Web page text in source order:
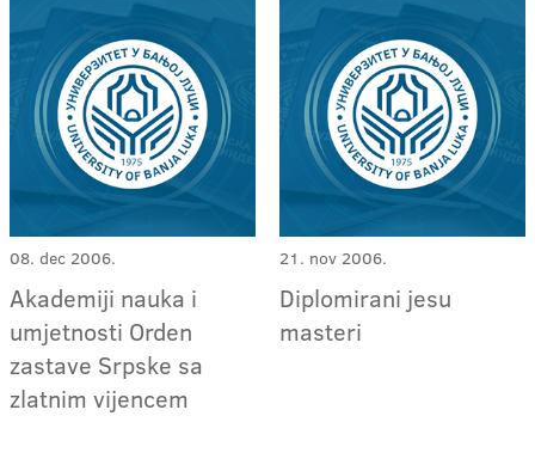
08. dec 2006.
Akademiji nauka i
umjetnosti Orden
zastave Srpske sa
zlatnim vijencem
21. nov 2006.
Diplomirani jesu
masteri